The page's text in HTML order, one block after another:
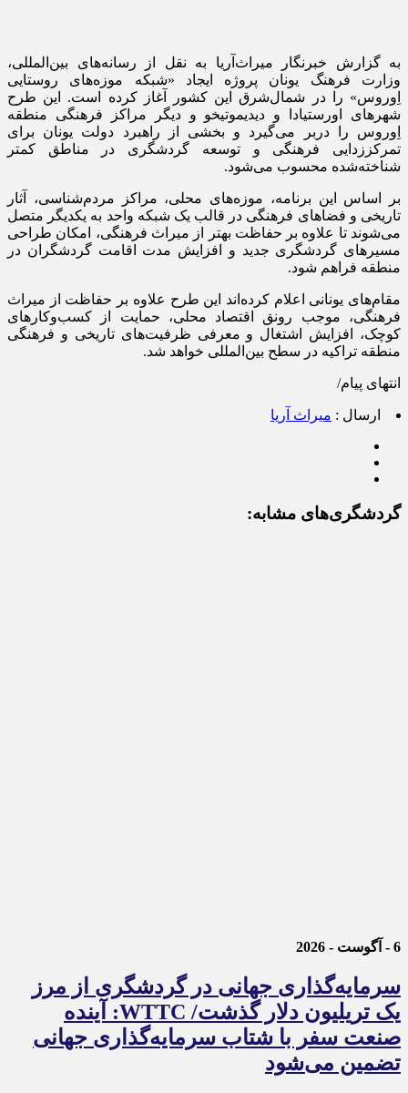
به گزارش خبرنگار میراث‌آریا به نقل از رسانه‌های بین‌المللی،
وزارت فرهنگ یونان پروژه ایجاد «شبکه موزه‌های روستایی
اِوروس» را در شمال‌شرق این کشور آغاز کرده است. این طرح
شهرهای اورستیادا و دیدیموتیخو و دیگر مراکز فرهنگی منطقه
اِوروس را دربر می‌گیرد و بخشی از راهبرد دولت یونان برای
تمرکززدایی فرهنگی و توسعه گردشگری در مناطق کمتر
شناخته‌شده محسوب می‌شود.
بر اساس این برنامه، موزه‌های محلی، مراکز مردم‌شناسی، آثار
تاریخی و فضاهای فرهنگی در قالب یک شبکه واحد به یکدیگر متصل
می‌شوند تا علاوه بر حفاظت بهتر از میراث فرهنگی، امکان طراحی
مسیرهای گردشگری جدید و افزایش مدت اقامت گردشگران در
منطقه فراهم شود.
مقام‌های یونانی اعلام کرده‌اند این طرح علاوه بر حفاظت از میراث
فرهنگی، موجب رونق اقتصاد محلی، حمایت از کسب‌وکارهای
کوچک، افزایش اشتغال و معرفی ظرفیت‌های تاریخی و فرهنگی
منطقه تراکیه در سطح بین‌المللی خواهد شد.
انتهای پیام/
ارسال : میراث آریا
گردشگری‌های مشابه:
6 - آگوست - 2026
سرمایه‌گذاری جهانی در گردشگری از مرز
یک تریلیون دلار گذشت/ WTTC: آینده
صنعت سفر با شتاب سرمایه‌گذاری جهانی
تضمین می‌شود